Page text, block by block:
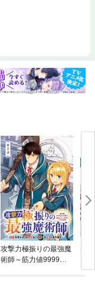
攻撃力極振りの最強魔
術師～筋力値9999の